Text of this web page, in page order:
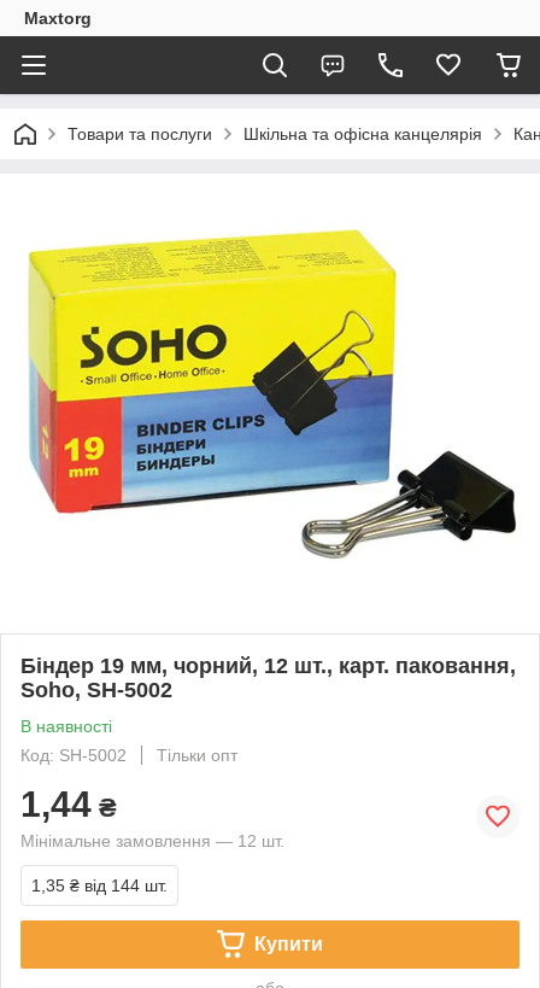
Maxtorg
Товари та послуги Шкільна та офісна канцелярія
Біндер 19 мм, чорний, 12 шт., карт. паковання,
Soho, SH-5002
В наявності
Код: SH-5002
Тільки опт
1,44 ₴
Мінімальне замовлення — 12 шт.
1,35 ₴ від 144 шт.
Купити